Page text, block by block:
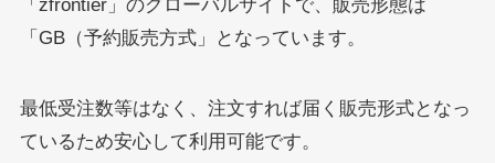
「zfrontier」のグローバルサイトで、販売形態は
「GB（予約販売方式」となっています。
最低受注数等はなく、注文すれば届く販売形式となっ
ているため安心して利用可能です。